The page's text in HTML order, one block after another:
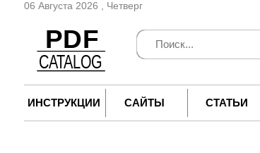
06 Августа 2026 , Четверг
ИНСТРУКЦИИ САЙТЫ СТАТЬИ